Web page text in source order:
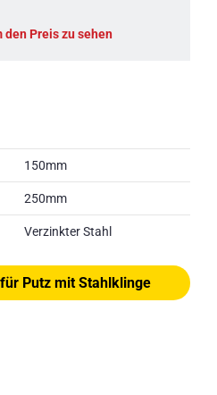
150mm
250mm
Verzinkter Stahl
Putz mit Stahlklinge
den Preis zu sehen